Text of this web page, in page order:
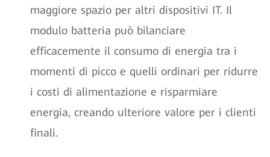
maggiore spazio per altri dispositivi IT. Il
modulo batteria può bilanciare
efficacemente il consumo di energia tra i
momenti di picco e quelli ordinari per ridurre
i costi di alimentazione e risparmiare
energia, creando ulteriore valore per i clienti
finali.